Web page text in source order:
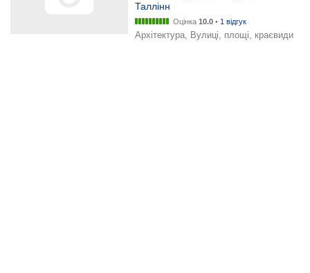
Таллінн
Оцінка 10.0 • 1 відгук
Архітектура, Вулиці, площі, краєвиди